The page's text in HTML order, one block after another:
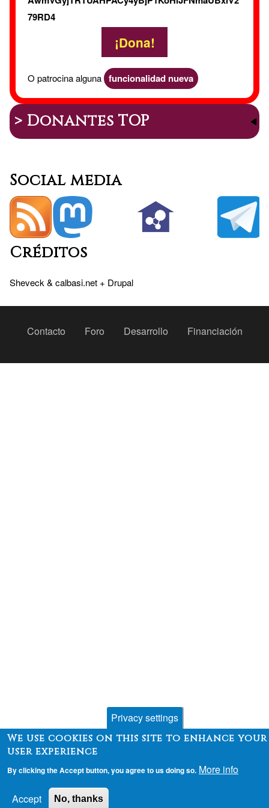
79RD4
¡Dona!
O patrocina alguna funcionalidad nueva
> Donantes TOP
Social media
Créditos
Sheveck & calbasi.net + Drupal
PeuContacto Foro Desarrollo Financiación
Privacy settings
We use cookies on this site to enhance your
user experience
By clicking the Accept button, you agree to us doing so. More info
Accept No, thanks